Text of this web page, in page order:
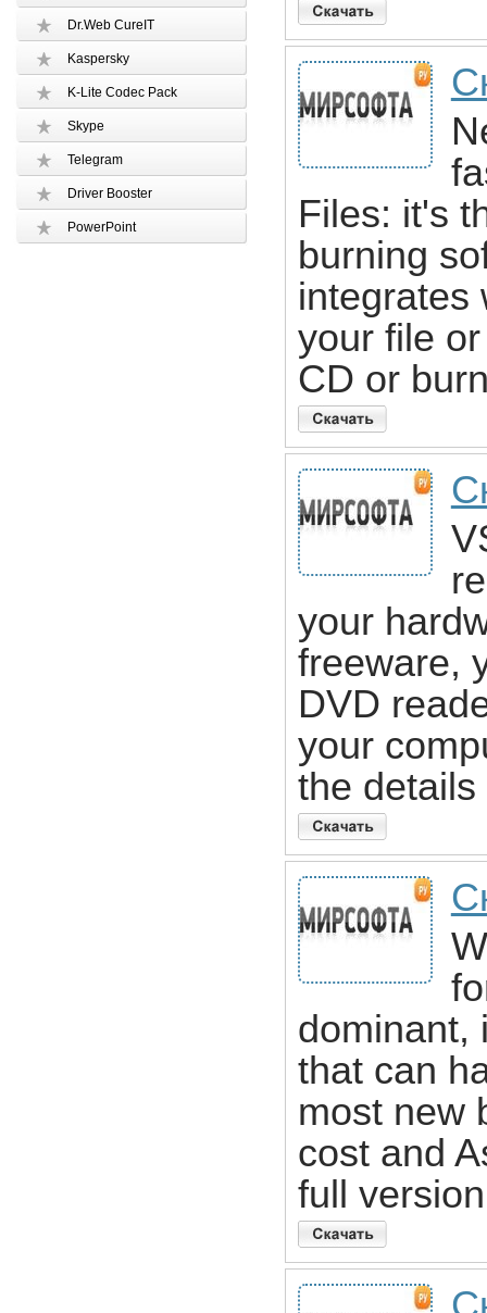
Dr.Web CureIT
Kaspersky
K-Lite Codec Pack
Skype
Telegram
Driver Booster
PowerPoint
Files: it's
burning
integrates
your file
CD or
your
freeware,
DVD
your
the
dominant,
that can
most new
cost and
full